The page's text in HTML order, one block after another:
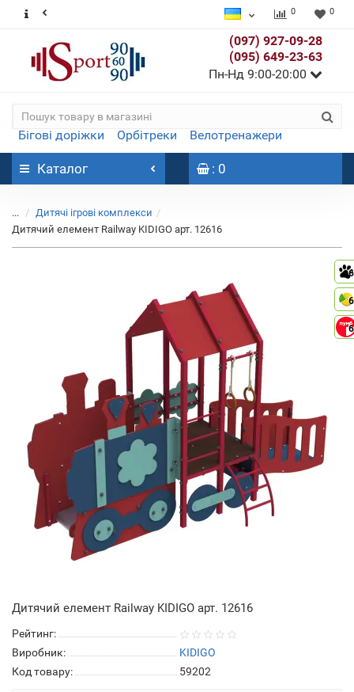
0 0
(097) 927-09-28
(095) 649-23-63
Пн-Нд 9:00-20:00
Бігові доріжки Орбітреки Велотренажери
Каталог : 0
...
Дитячі ігрові комплекси
Дитячий елемент Railway KIDIGO арт. 12616
6
6
6
Дитячий елемент Railway KIDIGO арт. 12616
Рейтинг:
Виробник:
KIDIGO
Код товару:
59202